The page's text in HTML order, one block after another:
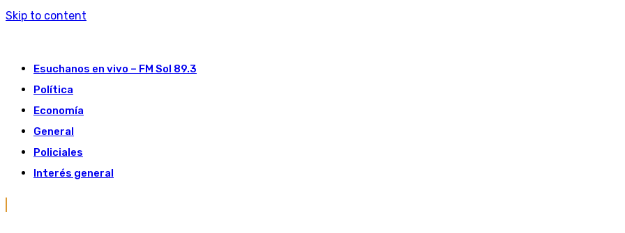
Skip to content
Esuchanos en vivo – FM Sol 89.3
Política
Economía
General
Policiales
Interés general